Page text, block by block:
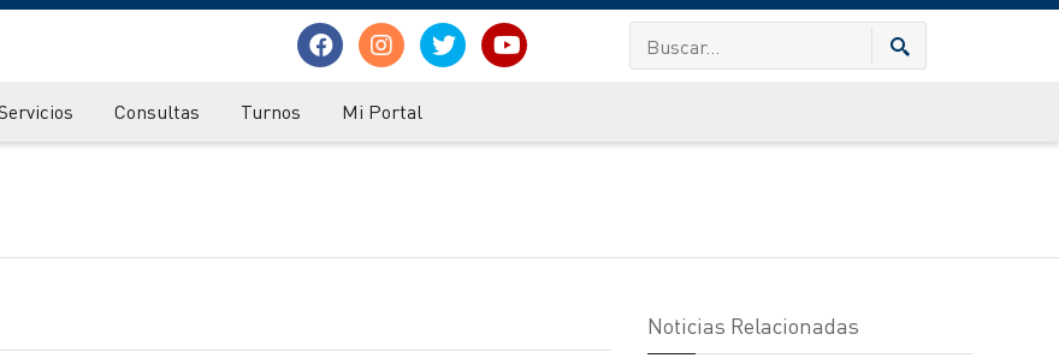
Consultas Turnos Mi Portal
Noticias Relacionadas